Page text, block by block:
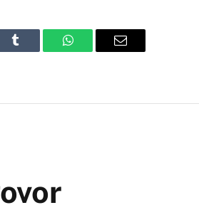
Tumblr WhatsAppEmail